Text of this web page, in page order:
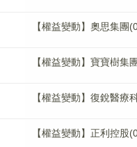
【權益變動】奧思集
【權益變動】寶寶樹
【權益變動】復銳醫
【權益變動】正利控